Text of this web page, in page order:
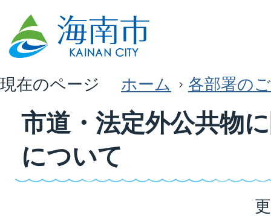
現在のページ ホーム 各部署の
市道・法定外公共物
について